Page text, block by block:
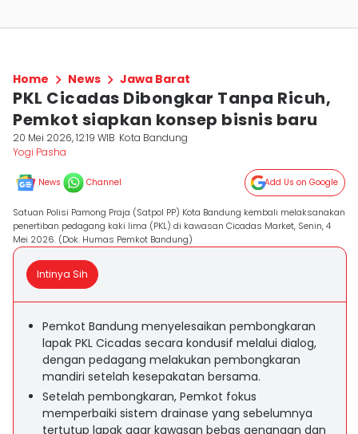
Home News Jawa Barat
PKL Cicadas Dibongkar Tanpa Ricuh,
Pemkot siapkan konsep bisnis baru
20 Mei 2026, 12:19 WIB Kota Bandung
Yogi Pasha
News Channel Add Us on Google
Satuan Polisi Pamong Praja (Satpol PP) Kota Bandung kembali melaksanakan
penertiban pedagang kaki lima (PKL) di kawasan Cicadas Market, Senin, 4
Mei 2026. (Dok. Humas Pemkot Bandung)
Intinya Sih
Pemkot Bandung menyelesaikan pembongkaran
lapak PKL Cicadas secara kondusif melalui dialog,
dengan pedagang melakukan pembongkaran
mandiri setelah kesepakatan bersama.
Setelah pembongkaran, Pemkot fokus
memperbaiki sistem drainase yang sebelumnya
tertutup lapak agar kawasan bebas genangan dan